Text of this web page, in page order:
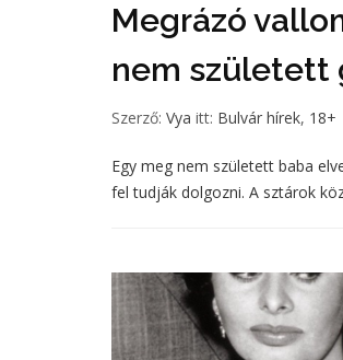
Megrázó
nem született
Szerző: Vya itt: Bulvár hírek, 18+
Egy meg nem született baba
fel tudják dolgozni. A sztárok